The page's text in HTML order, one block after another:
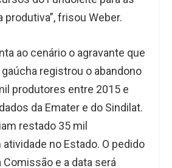
produtiva”, frisou Weber.
ao cenário o agravante que
registrou o abandono
produtores entre 2015 e
da Emater e do Sindilat.
restado 35 mil
no Estado. O pedido
e a data será